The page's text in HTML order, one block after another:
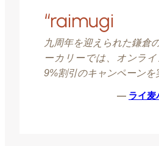
“raimugi
九周年を迎えられた鎌倉
ーカリーでは、オンラ
9%割引のキャンペーンを
— ライ麦